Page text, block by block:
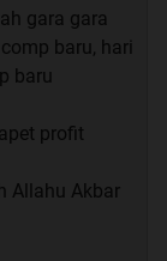
gara gara
baru, hari
baru
profit
Allahu Akbar